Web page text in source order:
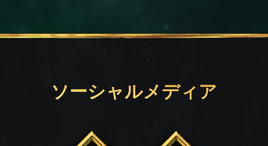
ソーシャルメディア